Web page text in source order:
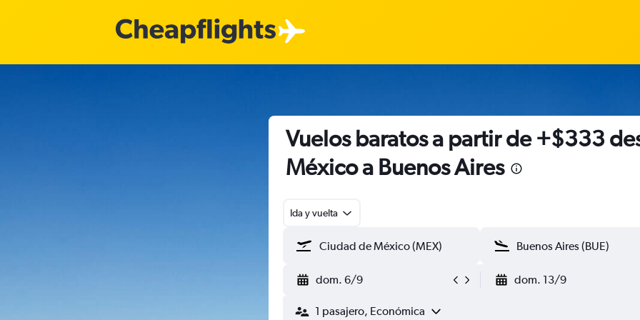
Vuelos baratos a partir de +$333
México a Buenos Aires
Ida y vuelta
dom. 6/9 dom. 13/9
1 pasajero, Económica